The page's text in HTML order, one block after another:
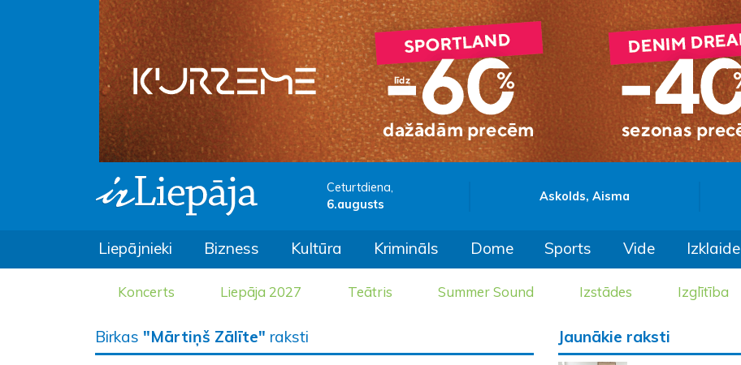
Ceturtdiena,
6.augusts
Askolds, Aisma
Liepājnieki Bizness Kultūra Krimināls Dome Sports Vide Izklaide
Koncerts Liepāja 2027 Teātris Summer Sound Izstādes Izglītība
Birkas "Mārtiņš Zālīte" raksti Jaunākie raksti